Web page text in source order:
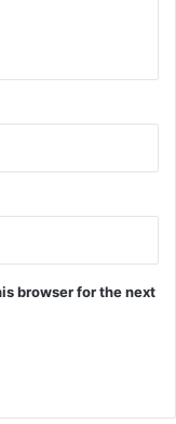
browser for the next